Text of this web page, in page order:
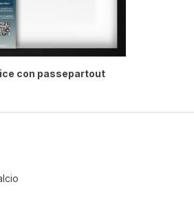
con passepartout